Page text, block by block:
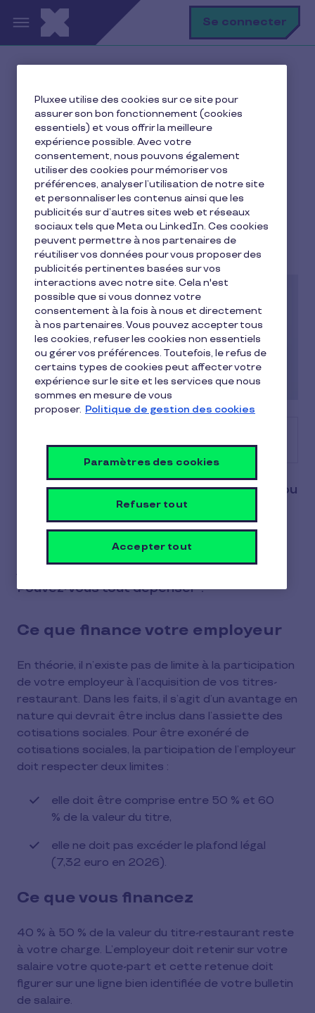
Aller au contenu principal Se connecter
Je me restaure
Comprendre la valeur de dotation quotidienne
Comprendre la valeur de
dotation quotidienne
2 min de lecture 13 avril 2017
La valeur de dotation quotidienne (VDQ) ou
valeur faciale correspond à la somme que
votre employeur vous accorde pour les
titres-restaurant attribués pour chaque
jour travaillé. Comment cela fonctionne?
Pouvez-vous tout dépenser ?
Ce que finance votre employeur
En théorie, il n’existe pas de limite à la participation
de votre employeur à l’acquisition de vos titres-
restaurant. Dans les faits, il s’agit d’un avantage en
nature qui devrait être inclus dans l’assiette des
cotisations sociales. Pour être exonéré de
cotisations sociales, la participation de l’employeur
doit respecter deux limites :
elle doit être comprise entre 50 % et 60
% de la valeur du titre,
elle ne doit pas excéder le plafond légal
(7,32 euro en 2026).
Ce que vous financez
40 % à 50 % de la valeur du titre-restaurant reste
à votre charge. L’employeur doit retenir sur votre
salaire votre quote-part et cette retenue doit
figurer sur une ligne bien identifiée de votre bulletin
de salaire.
Pluxee utilise des cookies sur ce site pour
assurer son bon fonctionnement (cookies
essentiels) et vous offrir la meilleure
expérience possible. Avec votre
consentement, nous pouvons également
utiliser des cookies pour mémoriser vos
préférences, analyser l’utilisation de notre site
et personnaliser les contenus ainsi que les
publicités sur d’autres sites web et réseaux
sociaux tels que Meta ou LinkedIn. Ces cookies
peuvent permettre à nos partenaires de
réutiliser vos données pour vous proposer des
publicités pertinentes basées sur vos
interactions avec notre site. Cela n'est
possible que si vous donnez votre
consentement à la fois à nous et directement
à nos partenaires. Vous pouvez accepter tous
les cookies, refuser les cookies non essentiels
ou gérer vos préférences. Toutefois, le refus de
certains types de cookies peut affecter votre
expérience sur le site et les services que nous
sommes en mesure de vous
proposer. Politique de gestion des cookies
Paramètres des cookies
Refuser tout
Accepter tout